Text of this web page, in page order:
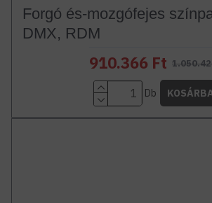
Forgó és-mozgófejes
DMX, RDM
910.366 Ft
Db